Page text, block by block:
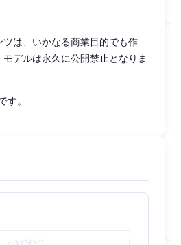
は、いかなる商業目的でも作
デルは永久に公開禁止となりま
す。